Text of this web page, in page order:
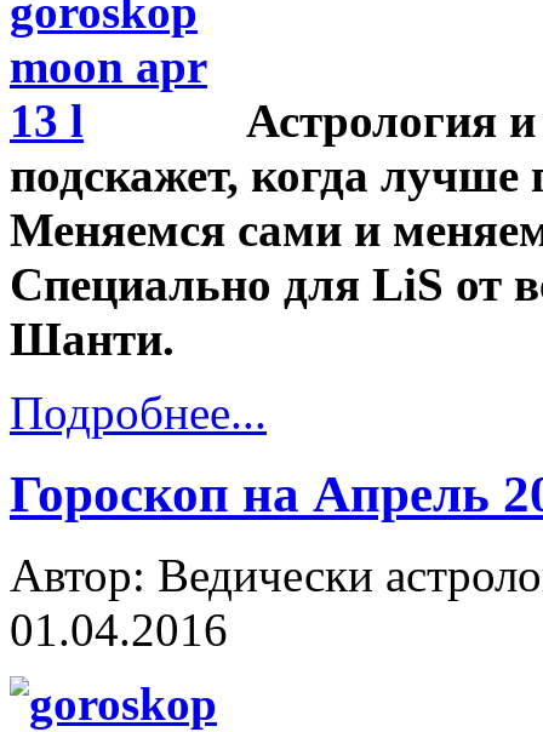
Астрология
подскажет, когда лучше
Меняемся сами и
Специально для LiS от
Шанти.
Подробнее...
Гороскоп на Апрель
Автор: Ведически
01.04.2016